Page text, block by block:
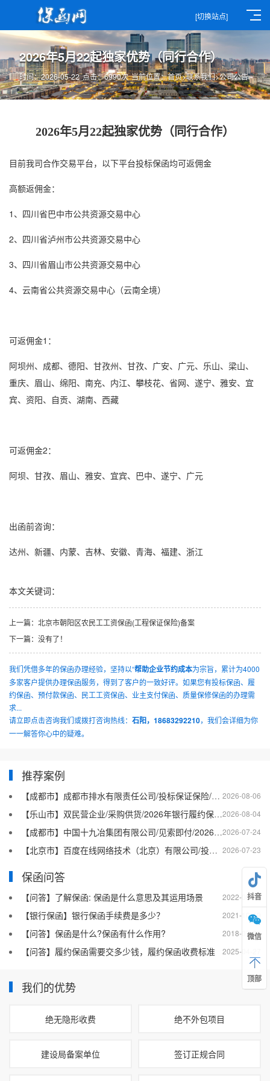
[切换站点]
2026年5月22起独家优势（同行合作）
当前位置：首页>联系我们>公司公告
时间：2026-05-22 点击：6990次
2026年5月22起独家优势（同行合作）
目前我司合作交易平台，以下平台投标保函均可返佣金
高额返佣金：
1、四川省巴中市公共资源交易中心
2、四川省泸州市公共资源交易中心
3、四川省眉山市公共资源交易中心
4、云南省公共资源交易中心（云南全境）
可返佣金1：
阿坝州、成都、德阳、甘孜州、甘孜、广安、广元、乐山、梁山、
重庆、眉山、绵阳、南充、内江、攀枝花、省网、遂宁、雅安、宜
宾、资阳、自贡、湖南、西藏
可返佣金2：
阿坝、甘孜、眉山、雅安、宜宾、巴中、遂宁、广元
出函前咨询：
达州、新疆、内蒙、吉林、安徽、青海、福建、浙江
本文关键词：
上一篇： 北京市朝阳区农民工工资保函(工程保证保险)备案
下一篇： 没有了！
我们凭借多年的保函办理经验，坚持以“帮助企业节约成本为宗旨，累计为4000
多家客户提供办理保函服务，得到了客户的一致好评。如果您有投标保函、履
约保函、预付款保函、民工工资保函、业主支付保函、质量保修保函的办理需
求...
请立即点击咨询我们或拨打咨询热线： 石阳，18683292210，我们会详细为你
一一解答你心中的疑难。
推荐案例
2026-08-06
【成都市】成都市排水有限责任公司/投标保证保险/2026银行投标保函十三
2026-08-04
【乐山市】双民营企业/采购供货/2026年银行履约保函四十二
2026-07-24
【成都市】中国十九冶集团有限公司/见索即付/2026年银行履约保函四十一
2026-07-23
【北京市】百度在线网络技术（北京）有限公司/投标保函/2026银行投标保函十二
保函问答
2022-08-20
【问答】了解保函: 保函是什么意思及其运用场景
2021-10-19
【银行保函】银行保函手续费是多少？
2018-07-26
【问答】保函是什么?保函有什么作用?
2025-04-27
【问答】履约保函需要交多少钱，履约保函收费标准
我们的优势
绝无隐形收费 绝不外包项目
建设局备案单位 签订正规合同
抖音
微信
顶部